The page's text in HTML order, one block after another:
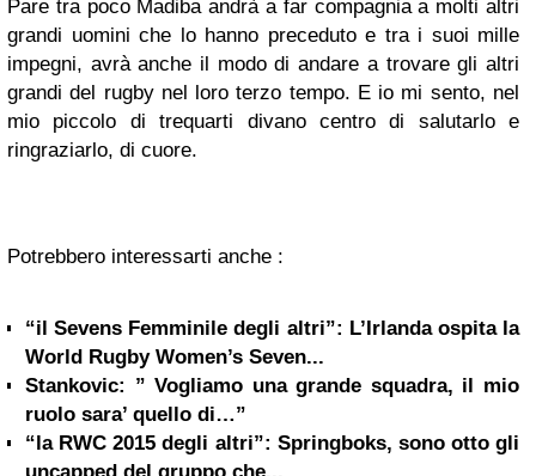
Pare tra poco Madiba andrà a far compagnia a molti altri
grandi uomini che lo hanno preceduto e tra i suoi mille
impegni, avrà anche il modo di andare a trovare gli altri
grandi del rugby nel loro terzo tempo. E io mi sento, nel
mio piccolo di trequarti divano centro di salutarlo e
ringraziarlo, di cuore.
Potrebbero interessarti anche :
“il Sevens Femminile degli altri”: L’Irlanda ospita la
World Rugby Women’s Seven...
Stankovic: ” Vogliamo una grande squadra, il mio
ruolo sara’ quello di…”
“la RWC 2015 degli altri”: Springboks, sono otto gli